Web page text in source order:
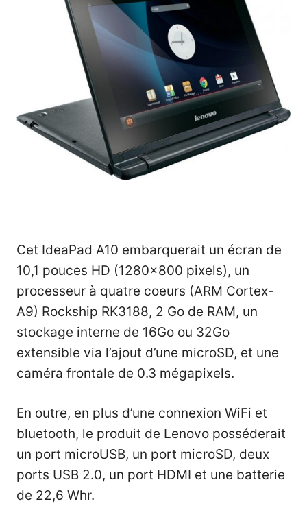
Cet IdeaPad A10 embarquerait un écran de
10,1 pouces HD (1280×800 pixels), un
processeur à quatre coeurs (ARM Cortex-
A9) Rockship RK3188, 2 Go de RAM, un
stockage interne de 16Go ou 32Go
extensible via l’ajout d’une microSD, et une
caméra frontale de 0.3 mégapixels.
En outre, en plus d’une connexion WiFi et
bluetooth, le produit de Lenovo posséderait
un port microUSB, un port microSD, deux
ports USB 2.0, un port HDMI et une batterie
de 22,6 Whr.